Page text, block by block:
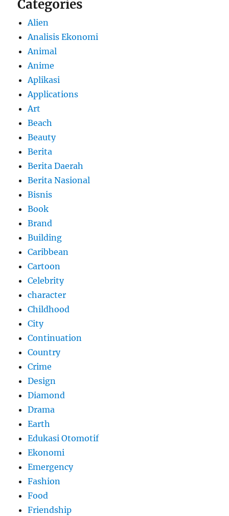
Categories
Alien
Analisis Ekonomi
Animal
Anime
Aplikasi
Applications
Art
Beach
Beauty
Berita
Berita Daerah
Berita Nasional
Bisnis
Book
Brand
Building
Caribbean
Cartoon
Celebrity
character
Childhood
City
Continuation
Country
Crime
Design
Diamond
Drama
Earth
Edukasi Otomotif
Ekonomi
Emergency
Fashion
Food
Friendship